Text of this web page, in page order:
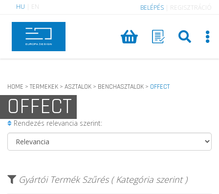
HU EN BELÉPÉS REGISZTRÁCIÓ
HOME > TERMEKEK > ASZTALOK > BENCHASZTALOK > OFFECT
OFFECT
Rendezés relevancia szerint:
Gyártói Termék Szűrés ( Kategória szerint )